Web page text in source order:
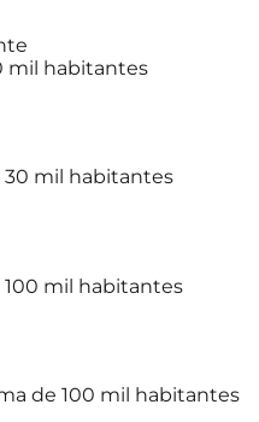
mil habitantes
30 mil habitantes
100 mil habitantes
de 100 mil habitantes